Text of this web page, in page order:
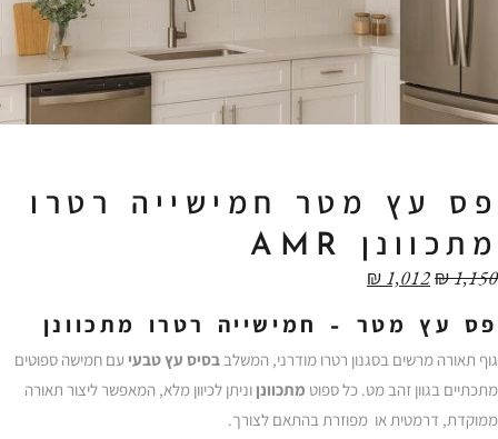
פס עץ מטר חמישייה רטרו
מתכוונן AMR
₪1,150
₪1,012
פס עץ מטר – חמישייה רטרו מתכוונן
גוף תאורה מרשים בסגנון רטרו מודרני, המשלבבסיס עץ טבעי עם חמישה ספוטים
מתכתיים בגוון זהב מט. כל ספוט מתכוונן וניתן לכיוון מלא, המאפשר ליצור תאורה
ממוקדת, דרמטית או מפוזרת בהתאם לצורך.